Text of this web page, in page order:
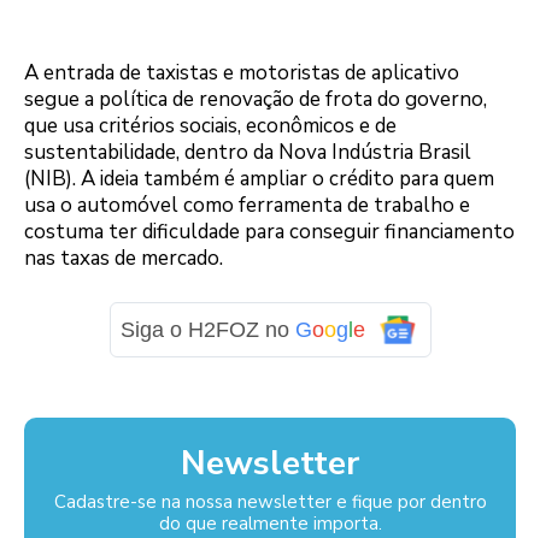
A entrada de taxistas e motoristas de aplicativo
segue a política de renovação de frota do governo,
que usa critérios sociais, econômicos e de
sustentabilidade, dentro da Nova Indústria Brasil
(NIB). A ideia também é ampliar o crédito para quem
usa o automóvel como ferramenta de trabalho e
costuma ter dificuldade para conseguir financiamento
nas taxas de mercado.
Siga o H2FOZ no Goog e
Newsletter
Cadastre-se na nossa newsletter e fique por dentro
do que realmente importa.